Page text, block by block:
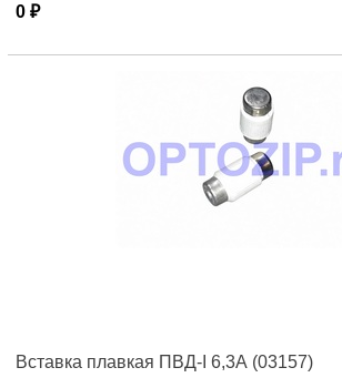
0 ₽
Вставка плавкая ПВД-I 6,3А (03157)